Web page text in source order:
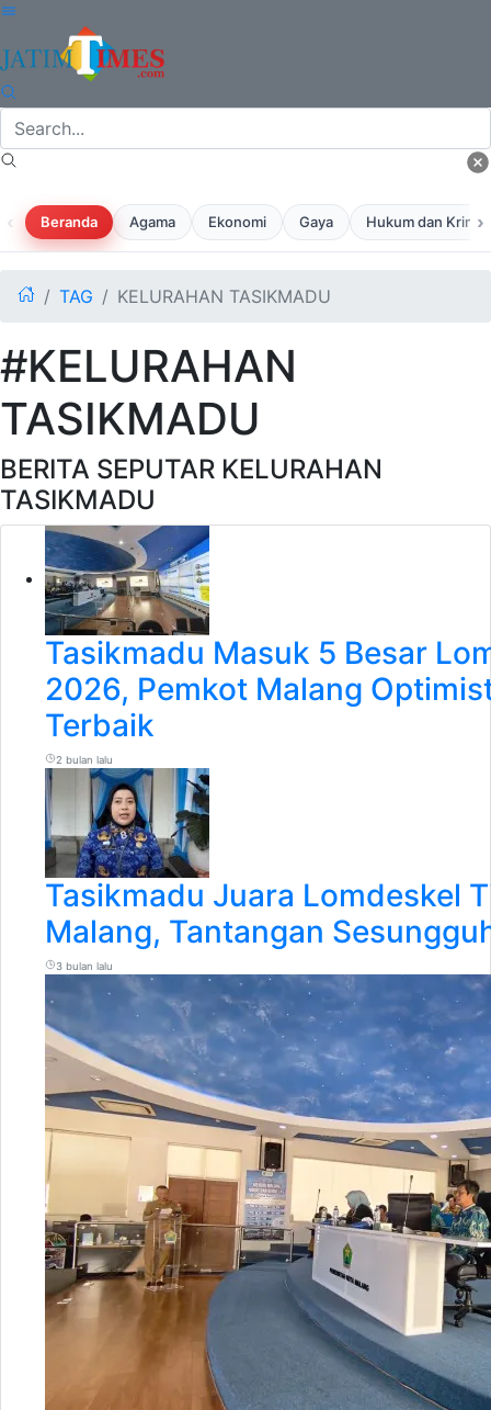
‹ Beranda Agama Ekonomi Gaya Hukum dan ›
TAG KELURAHAN TASIKMADU
#KELURAHAN
TASIKMADU
BERITA SEPUTAR KELURAHAN
TASIKMADU
Tasikmadu Masuk 5 Besar
2026, Pemkot Malang
Terbaik
2 bulan lalu
Tasikmadu Juara Lomdeskel
Malang, Tantangan
3 bulan lalu